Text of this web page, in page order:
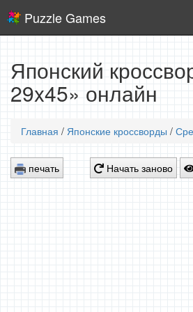
Puzzle Games
Японский
29x45» онлайн
Главная / Японские кроссворды /
печать Начать заново